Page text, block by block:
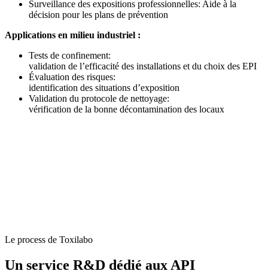
Surveillance des expositions professionnelles: Aide à la
décision pour les plans de prévention
Applications en milieu industriel :
Tests de confinement:
validation de l’efficacité des installations et du choix des EPI
Évaluation des risques:
identification des situations d’exposition
Validation du protocole de nettoyage:
vérification de la bonne décontamination des locaux
Le process de Toxilabo
Un service R&D dédié auxAPI